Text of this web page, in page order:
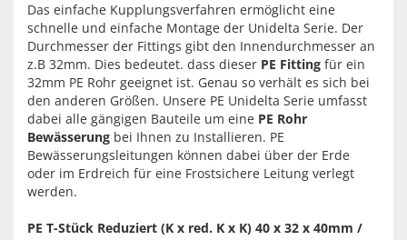
Das einfache Kupplungsverfahren ermöglicht eine
schnelle und einfache Montage der Unidelta Serie. Der
Durchmesser der Fittings gibt den Innendurchmesser an
z.B 32mm. Dies bedeutet. dass dieser PE Fitting für ein
32mm PE Rohr geeignet ist. Genau so verhält es sich bei
den anderen Größen. Unsere PE Unidelta Serie umfasst
dabei alle gängigen Bauteile um eine PE Rohr
Bewässerung bei Ihnen zu Installieren. PE
Bewässerungsleitungen können dabei über der Erde
oder im Erdreich für eine Frostsichere Leitung verlegt
werden.
PE T-Stück Reduziert (K x red. K x K) 40 x 32 x 40mm /